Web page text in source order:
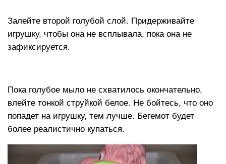
Залейте второй голубой слой. Придерживайте
игрушку, чтобы она не всплывала, пока она не
зафиксируется.
Пока голубое мыло не схватилось окончательно,
влейте тонкой струйкой белое. Не бойтесь, что оно
попадет на игрушку, тем лучше. Бегемот будет
более реалистично купаться.